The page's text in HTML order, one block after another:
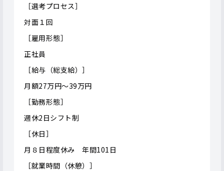
［選考プロセス］
対面１回
［雇用形態］
正社員
［給与（総支給）］
月額27万円～39万円
［勤務形態］
週休2日シフト制
［休日］
月８日程度休み 年間101日
［就業時間（休憩）］